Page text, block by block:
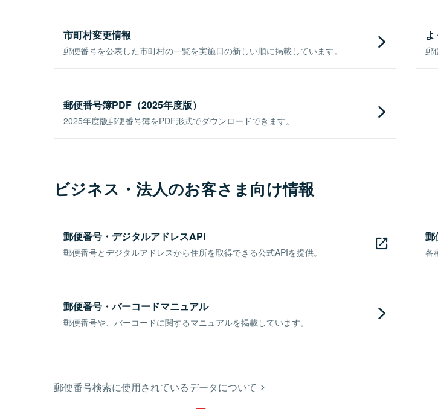
市町村変更情報
郵便番号を公表した市町村の一覧を実施日の新しい順に掲載しています。 郵
郵便番号簿PDF（2025年度版）
2025年度版郵便番号簿をPDF形式でダウンロードできます。
ビジネス・法人のお客さま向け情報
郵便番号・デジタルアドレスAPI
郵便番号とデジタルアドレスから住所を取得できる公式APIを提供。
郵
各
郵便番号・バーコードマニュアル
郵便番号や、バーコードに関するマニュアルを掲載しています。
郵便番号検索に使用されているデータについて